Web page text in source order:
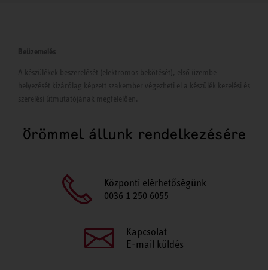
Beüzemelés
A készülékek beszerelését (elektromos bekötését), első üzembe
helyezését kizárólag képzett szakember végezheti el a készülék kezelési és
szerelési útmutatójának megfelelően.
Örömmel állunk rendelkezésére
Központi elérhetőségünk
0036 1 250 6055
Kapcsolat
E-mail küldés